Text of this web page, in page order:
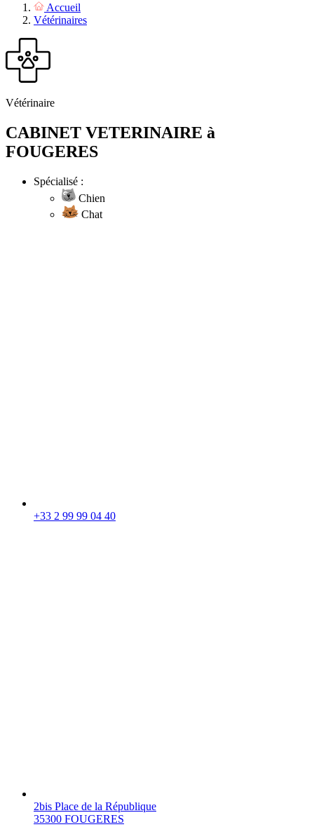
Accueil
Vétérinaires
Vétérinaire
CABINET VETERINAIRE à
FOUGERES
Spécialisé :
Chien
Chat
+33 2 99 99 04 40
2bis Place de la République
35300 FOUGERES